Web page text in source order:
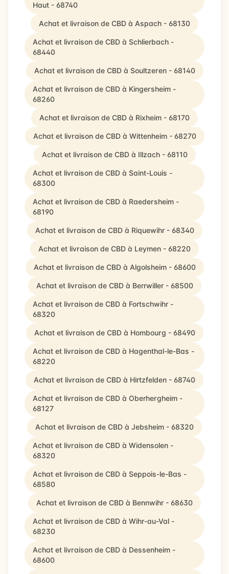
Haut - 68740
Achat et livraison de CBD à Aspach - 68130
Achat et livraison de CBD à Schlierbach -
68440
Achat et livraison de CBD à Soultzeren - 68140
Achat et livraison de CBD à Kingersheim -
68260
Achat et livraison de CBD à Rixheim - 68170
Achat et livraison de CBD à Wittenheim - 68270
Achat et livraison de CBD à Illzach - 68110
Achat et livraison de CBD à Saint-Louis -
68300
Achat et livraison de CBD à Raedersheim -
68190
Achat et livraison de CBD à Riquewihr - 68340
Achat et livraison de CBD à Leymen - 68220
Achat et livraison de CBD à Algolsheim - 68600
Achat et livraison de CBD à Berrwiller - 68500
Achat et livraison de CBD à Fortschwihr -
68320
Achat et livraison de CBD à Hombourg - 68490
Achat et livraison de CBD à Hagenthal-le-Bas -
68220
Achat et livraison de CBD à Hirtzfelden - 68740
Achat et livraison de CBD à Oberhergheim -
68127
Achat et livraison de CBD à Jebsheim - 68320
Achat et livraison de CBD à Widensolen -
68320
Achat et livraison de CBD à Seppois-le-Bas -
68580
Achat et livraison de CBD à Bennwihr - 68630
Achat et livraison de CBD à Wihr-au-Val -
68230
Achat et livraison de CBD à Dessenheim -
68600